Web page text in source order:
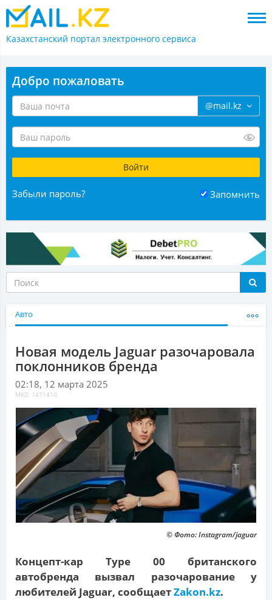
Казахстанский портал электронного сервиса
Добро пожаловать
@mail.kz
Забыли пароль? Запомнить
Авто
Новая модель Jaguar разочаровала
поклонников бренда
02:18, 12 марта 2025
MKZ: 1471410
© Фото: Instagram/jaguar
Концепт-кар Type 00 британского
автобренда вызвал разочарование у
любителей Jaguar, сообщаетZakon.kz.